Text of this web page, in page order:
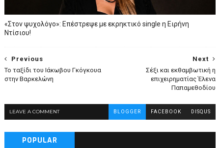
«Στον ψυχολόγο»: Επέστρεψε με εκρηκτικό single η Ειρήνη
Ντίσιου!
Next
Σέξι και εκθαμβωτική η
επιχειρηματίας Έλενα
Παπαμεθοδίου
Previous
Το ταξίδι του Ιάκωβου Γκόγκουα
στην Βαρκελώνη
LEAVE A COMMENT BLOGGER FACEBOOK DISQUS
POPULAR